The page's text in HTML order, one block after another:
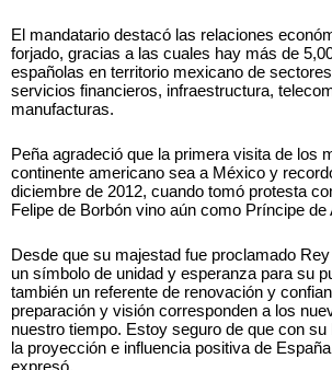
El mandatario destacó las relaciones
forjado, gracias a las cuales hay más de
españolas en territorio mexicano de
servicios financieros, infraestructura,
manufacturas.
Peña agradeció que la primera visita de los
continente americano sea a México y
diciembre de 2012, cuando tomó protesta
Felipe de Borbón vino aún como Príncipe de
Desde que su majestad fue proclamado
un símbolo de unidad y esperanza para su
también un referente de renovación y
preparación y visión corresponden a los
nuestro tiempo. Estoy seguro de que con
la proyección e influencia positiva de
expresó.